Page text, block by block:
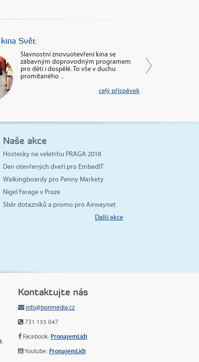
Svět
Slavnostní znovuotevření kina se
zábavným doprovodným programem
pro děti i dospělé. To vše v duchu
promítaného ...
celý příspěvek
Naše akce
Hostesky na veletrhu PRAGA 2018
Den otevřených dveří pro EmbedIT
Walkingboardy pro Penny Markety
Nigel Farage v Praze
Sběr dotazníků a promo pro Airwaynet
Další akce
Kontaktujte nás
info@bonmedia.cz
731 155 047
Facebook: PronajemLidi
Youtube: PronajemLidi